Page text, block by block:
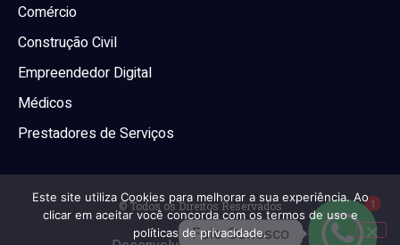
Comércio
Construção Civil
Empreendedor Digital
Médicos
Prestadores de Serviços
© Todos os Direitos Reservados
Este site utiliza Cookies para melhorar a sua experiência. Ao
clicar em aceitar você concorda com os termos de uso e
políticas de privacidade.
1
Fale Conosco